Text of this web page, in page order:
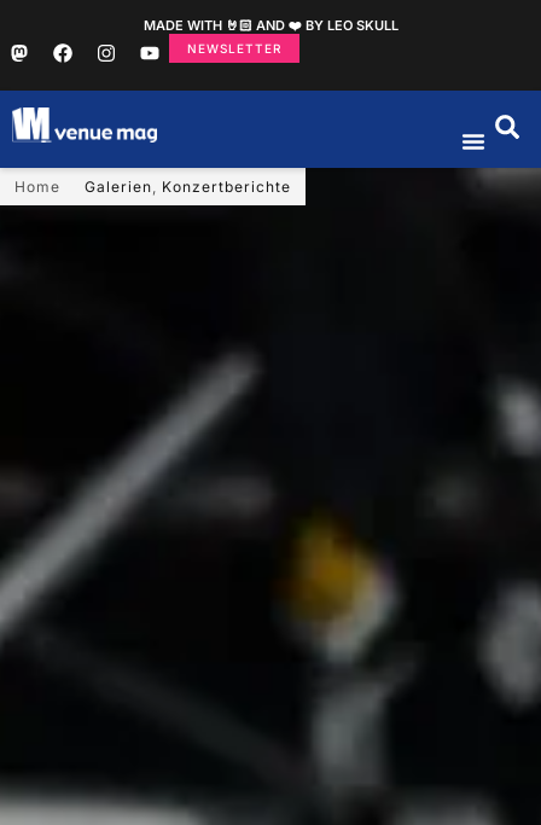
MADE WITH 🤘🏻 AND ❤️ BY LEO SKULL
NEWSLETTER
Home Galerien, Konzertberichte